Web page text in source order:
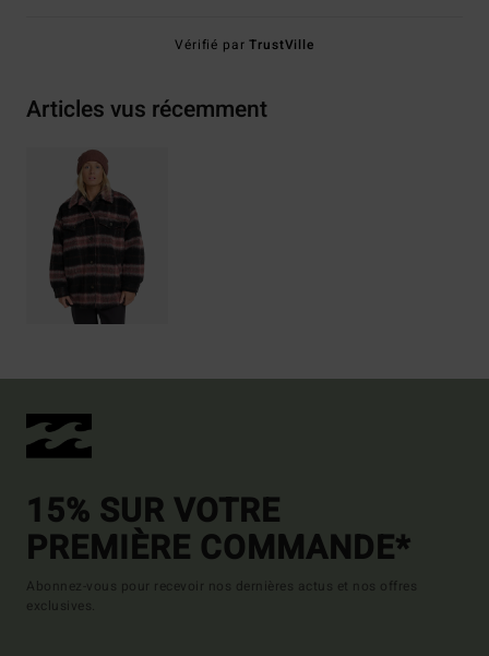
Vérifié parTrustVille
Articles vus récemment
15% SUR VOTRE
PREMIÈRE COMMANDE*
Abonnez-vous pour recevoir nos dernières actus et nos offres
exclusives.